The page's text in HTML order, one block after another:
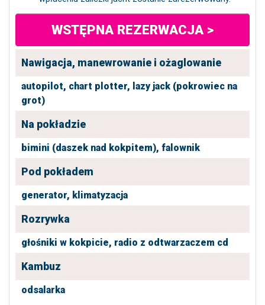
WSTĘPNA REZERWACJA >
Nawigacja, manewrowanie i ożaglowanie
autopilot, chart plotter, lazy jack (pokrowiec na
grot)
Na pokładzie
bimini (daszek nad kokpitem), falownik
Pod pokładem
generator, klimatyzacja
Rozrywka
głośniki w kokpicie, radio z odtwarzaczem cd
Kambuz
odsalarka